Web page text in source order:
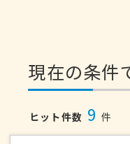
現在の条件
ヒット件数 9 件